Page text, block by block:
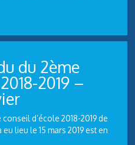
du 2ème
2019 –
d’école 2018-2019 de
lieu le 15 mars 2019 est en